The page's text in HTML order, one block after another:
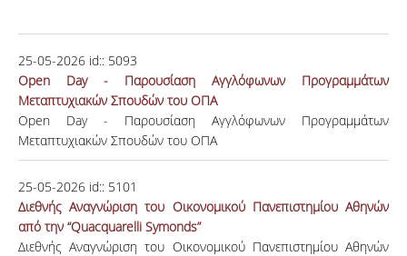
25-05-2026 id:: 5093
Open Day - Παρουσίαση Αγγλόφωνων Προγραμμάτων
Μεταπτυχιακών Σπουδών του ΟΠΑ
Open Day - Παρουσίαση Αγγλόφωνων Προγραμμάτων
Μεταπτυχιακών Σπουδών του ΟΠΑ
25-05-2026 id:: 5101
Διεθνής Αναγνώριση του Οικονομικού Πανεπιστημίου Αθηνών
από την “Quacquarelli Symonds”
Διεθνής Αναγνώριση του Οικονομικού Πανεπιστημίου Αθηνών